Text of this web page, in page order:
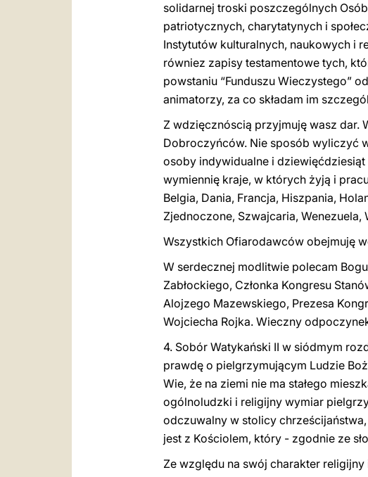
solidarnej troski poszczególnych
patriotycznych, charytatynych i
Instytutów kulturalnych, naukowych i
równiez zapisy testamentowe tych,
powstaniu “Funduszu Wieczystego”
animatorzy, za co składam im
Z wdzięcznóscią przyjmuję wasz dar.
Dobroczyńców. Nie sposób wyliczyć
osoby indywidualne i
wymiennię kraje, w których żyją i
Belgia, Dania, Francja, Hiszpania,
Zjednoczone, Szwajcaria, Wenezuela,
Wszystkich Ofiarodawców obejmuję
W serdecznej modlitwie polecam
Zabłockiego, Członka Kongresu
Alojzego Mazewskiego, Prezesa
Wojciecha Rojka. Wieczny
4. Sobór Watykański II w siódmym
prawdę o pielgrzymującym Ludzie
Wie, że na ziemi nie ma stałego
ogólnoludzki i religijny wymiar
odczuwalny w stolicy
jest z Kościolem, który - zgodnie ze
Ze względu na swój charakter